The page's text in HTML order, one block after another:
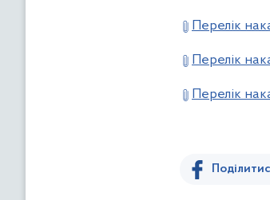
Перелік
Перелік
Перелік